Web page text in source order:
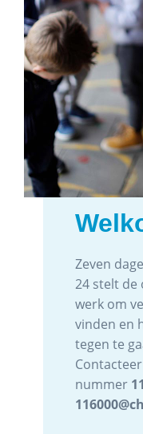
van
Gemiddeld
zo’n 1500
burgerlijk
Help ons